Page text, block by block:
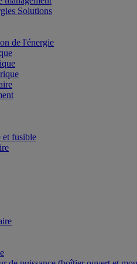
Solutions
de l'énergie
et fusible